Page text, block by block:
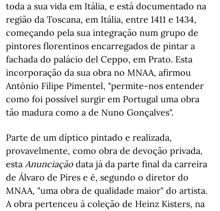
toda a sua vida em Itália, e está documentado na
região da Toscana, em Itália, entre 1411 e 1434,
começando pela sua integração num grupo de
pintores florentinos encarregados de pintar a
fachada do palácio del Ceppo, em Prato. Esta
incorporação da sua obra no MNAA, afirmou
António Filipe Pimentel, "permite-nos entender
como foi possível surgir em Portugal uma obra
tão madura como a de Nuno Gonçalves".
Parte de um díptico pintado e realizada,
provavelmente, como obra de devoção privada,
esta Anunciação data já da parte final da carreira
de Álvaro de Pires e é, segundo o diretor do
MNAA, "uma obra de qualidade maior" do artista.
A obra pertenceu à coleção de Heinz Kisters, na